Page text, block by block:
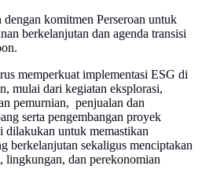
komitmen Perseroan untuk
berkelanjutan dan agenda transisi
memperkuat implementasi ESG di
mulai dari kegiatan eksplorasi,
pemurnian, penjualan dan
serta pengembangan proyek
untuk memastikan
berkelanjutan sekaligus menciptakan
lingkungan, dan perekonomian